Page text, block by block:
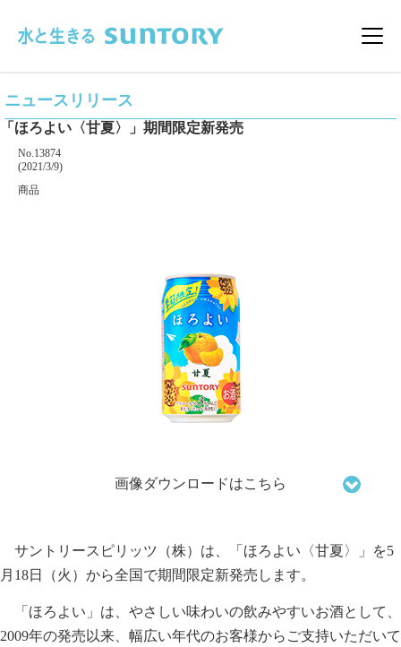
メ
ニュースリリース
「ほろよい〈甘夏〉」期間限定新発売
掲載番号
No.13874
掲載日
(2021/3/9)
カテゴリー
商品
画像ダウンロードはこちら
サントリースピリッツ（株）は、「ほろよい〈甘夏〉」を5
月18日（火）から全国で期間限定新発売します。
「ほろよい」は、やさしい味わいの飲みやすいお酒として、
2009年の発売以来、幅広い年代のお客様からご支持いただいて